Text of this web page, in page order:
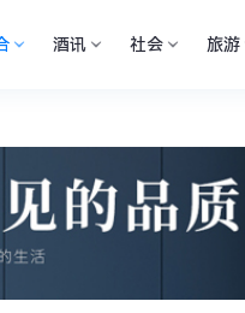
酒讯 社会 旅游